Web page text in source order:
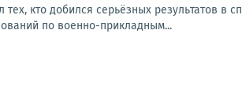
кто добился серьёзных результатов в
по военно-прикладным...